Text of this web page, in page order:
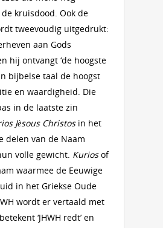
kruisdood. Ook de
tweevoudig uitgedrukt:
aan Gods
hij ontvangt ‘de hoogste
bijbelse taal de hoogst
en waardigheid. Die
in de laatste zin
Jèsous Christosin het
delen van de Naam
volle gewicht. Kuriosof
waarmee de Eeuwige
in het Griekse Oude
wordt er vertaald met
betekent ‘JHWH redt’ en